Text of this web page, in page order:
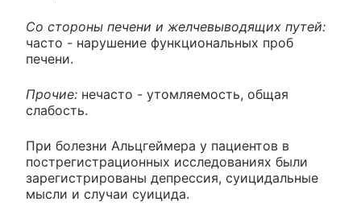
Со стороны печени и желчевыводящих путей:
часто - нарушение функциональных проб
печени.
Прочие: нечасто - утомляемость, общая
слабость.
При болезни Альцгеймера у пациентов в
пострегистрационных исследованиях были
зарегистрированы депрессия, суицидальные
мысли и случаи суицида.